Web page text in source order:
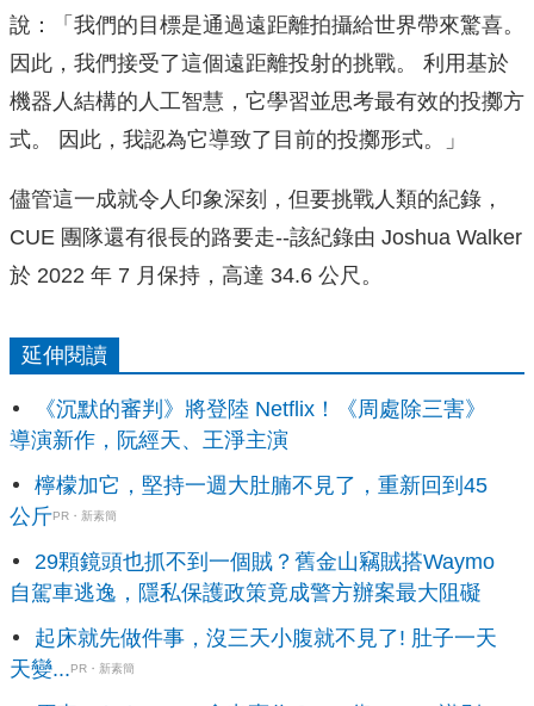
說：「我們的目標是通過遠距離拍攝給世界帶來驚喜。
因此，我們接受了這個遠距離投射的挑戰。 利用基於
機器人結構的人工智慧，它學習並思考最有效的投擲方
式。 因此，我認為它導致了目前的投擲形式。」
儘管這一成就令人印象深刻，但要挑戰人類的紀錄，
CUE 團隊還有很長的路要走--該紀錄由 Joshua Walker
於 2022 年 7 月保持，高達 34.6 公尺。
延伸閱讀
《沉默的審判》將登陸 Netflix！《周處除三害》
導演新作，阮經天、王淨主演
檸檬加它，堅持一週大肚腩不見了，重新回到45
公斤PR・新素簡
29顆鏡頭也抓不到一個賊？舊金山竊賊搭Waymo
自駕車逃逸，隱私保護政策竟成警方辦案最大阻礙
起床就先做件事，沒三天小腹就不見了! 肚子一天
天變...PR・新素簡